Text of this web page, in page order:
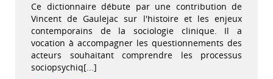
Ce dictionnaire débute par une contribution de
Vincent de Gaulejac sur l'histoire et les enjeux
contemporains de la sociologie clinique. Il a
vocation à accompagner les questionnements des
acteurs souhaitant comprendre les processus
sociopsychiq[...]